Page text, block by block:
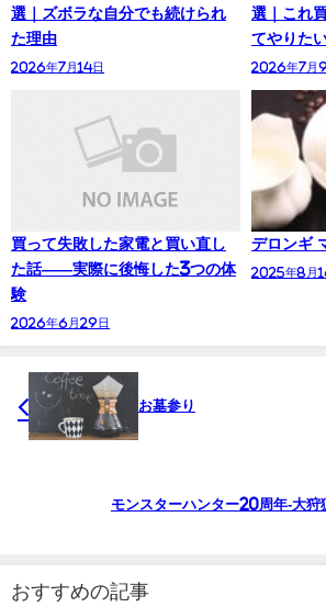
選｜ズボラな自分でも続けられ
た理由
2026年7月14日
選｜これ
てやりた
2026年7月
買って失敗した家電と買い直し
た話——実際に後悔した3つの体
験
2026年6月29日
デロンギ
2025年8月
お墓参り
モンスターハンター20周年-大狩
おすすめの記事